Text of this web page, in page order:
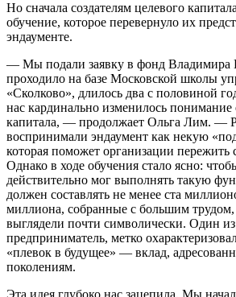
Но сначала создателям целевого
обучение, которое перевернуло их
эндаументе.
— Мы подали заявку в фонд Владимира
проходило на базе Московской школы
«Сколково», длилось два с половиной
нас кардинально изменилось понимание
капитала, — продолжает Ольга Лим. —
воспринимали эндаумент как некую
которая поможет организации пережить
Однако в ходе обучения стало ясно:
действительно мог выполнять такую
должен составлять не менее ста
миллиона, собранные с большим трудом,
выглядели почти символически. Один
предприниматель, метко
«плевок в будущее» — вклад,
поколениям.